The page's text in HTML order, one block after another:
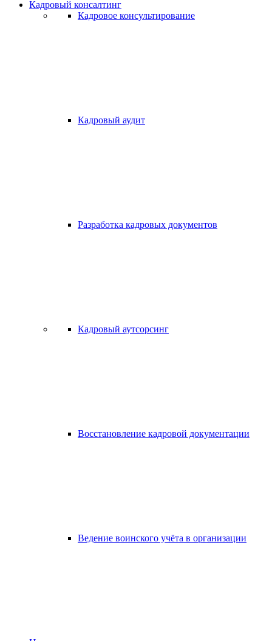
Кадровый консалтинг
Кадровое консультирование
Кадровый аудит
Разработка кадровых документов
Кадровый аутсорсинг
Восстановление кадровой документации
Ведение воинского учёта в организации